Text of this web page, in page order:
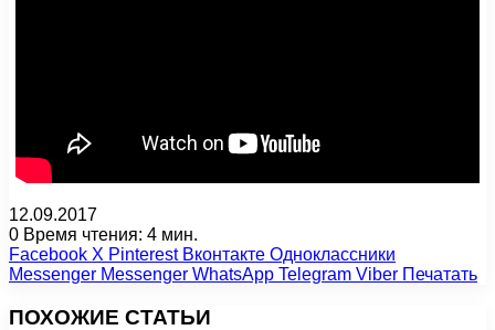
12.09.2017
0 Время чтения: 4 мин.
Facebook X Pinterest Вконтакте Одноклассники
Messenger Messenger WhatsApp Telegram Viber Печатать
ПОХОЖИЕ СТАТЬИ